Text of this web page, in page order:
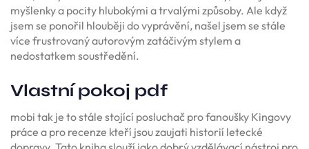
myšlenky a pocity hlubokými a trvalými způsoby. Ale když
jsem se ponořil hlouběji do vyprávění, našel jsem se stále
více frustrovaný autorovým zatáčivým stylem a
nedostatkem soustředění.
Vlastní pokoj pdf
mobi tak je to stále stojící posluchač pro fanoušky Kingovy
práce a pro recenze kteří jsou zaujati historií letecké